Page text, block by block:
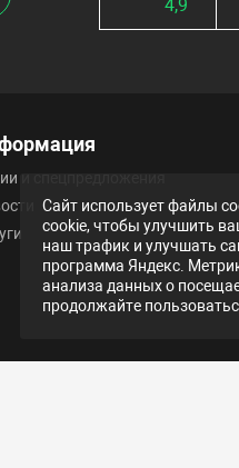
4,9
и спецпредложения
Сайт использует файлы
cookie, чтобы улучшить
наш трафик и улучшать
программа Яндекс.
анализа данных о
продолжайте